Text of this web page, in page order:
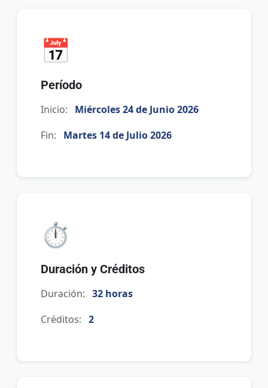
📅
Período
Inicio:
Miércoles 24 de Junio 2026
Fin:
Martes 14 de Julio 2026
⏱️
Duración y Créditos
Duración: 32 horas
Créditos: 2